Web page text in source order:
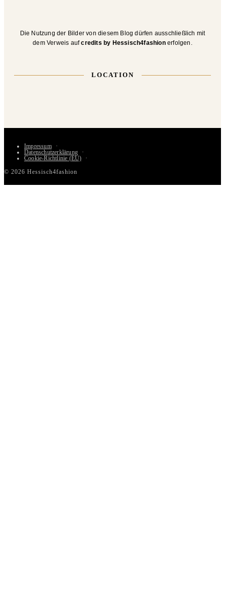
Die Nutzung der Bilder von diesem Blog dürfen ausschließlich mit
dem Verweis aufcredits by Hessisch4fashionerfolgen.
LOCATION
Impressum
Datenschutzerklärung
Cookie-Richtlinie (EU)
© 2026 Hessisch4fashion